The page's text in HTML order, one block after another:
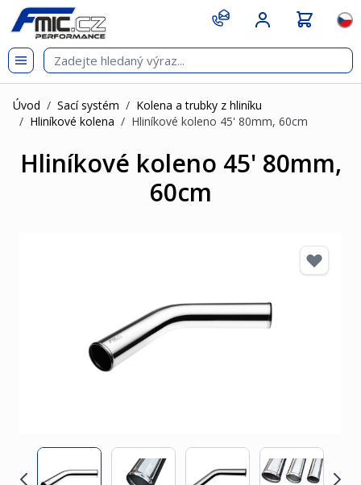
Přejít na obsah
git s
Úvod / Sací systém / Kolena a trubky z hliníku
/ Hliníkové kolena / Hliníkové koleno 45' 80mm, 60cm
Hliníkové koleno 45' 80mm,
60cm